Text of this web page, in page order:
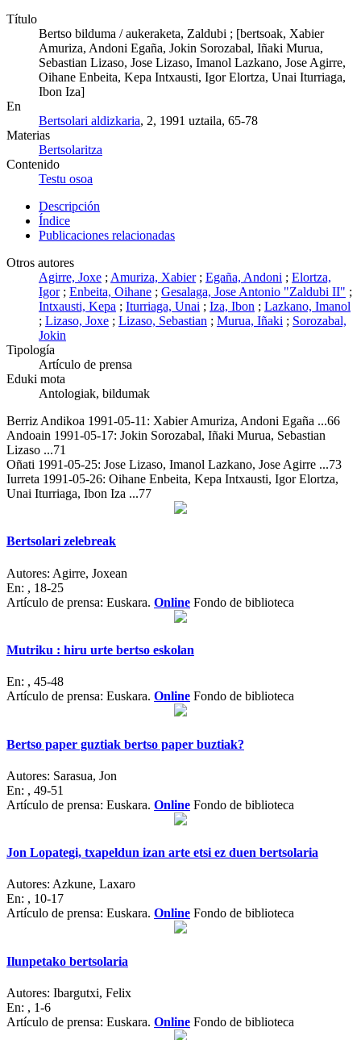
Título
Bertso bilduma / aukeraketa, Zaldubi ; [bertsoak, Xabier
Amuriza, Andoni Egaña, Jokin Sorozabal, Iñaki Murua,
Sebastian Lizaso, Jose Lizaso, Imanol Lazkano, Jose Agirre,
Oihane Enbeita, Kepa Intxausti, Igor Elortza, Unai Iturriaga,
Ibon Iza]
En
Bertsolari aldizkaria, 2, 1991 uztaila, 65-78
Materias
Bertsolaritza
Contenido
Testu osoa
Descripción
Índice
Publicaciones relacionadas
Otros autores
Agirre, Joxe ; Amuriza, Xabier; Egaña, Andoni ; Elortza,
Igor; Enbeita, Oihane ; Gesalaga, Jose Antonio "Zaldubi II" ;
Intxausti, Kepa ; Iturriaga, Unai ; Iza, Ibon ; Lazkano, Imanol
; Lizaso, Joxe ; Lizaso, Sebastian ; Murua, Iñaki ; Sorozabal,
Jokin
Tipología
Artículo de prensa
Eduki mota
Antologiak, bildumak
Berriz Andikoa 1991-05-11: Xabier Amuriza, Andoni Egaña ...66
Andoain 1991-05-17: Jokin Sorozabal, Iñaki Murua, Sebastian
Lizaso ...71
Oñati 1991-05-25: Jose Lizaso, Imanol Lazkano, Jose Agirre ...73
Iurreta 1991-05-26: Oihane Enbeita, Kepa Intxausti, Igor Elortza,
Unai Iturriaga, Ibon Iza ...77
Bertsolari zelebreak
Autores: Agirre, Joxean
En: , 18-25
Artículo de prensa: Euskara. Online Fondo de biblioteca
Mutriku : hiru urte bertso eskolan
En: , 45-48
Artículo de prensa: Euskara. Online Fondo de biblioteca
Bertso paper guztiak bertso paper buztiak?
Autores: Sarasua, Jon
En: , 49-51
Artículo de prensa: Euskara. Online Fondo de biblioteca
Jon Lopategi, txapeldun izan arte etsi ez duen bertsolaria
Autores: Azkune, Laxaro
En: , 10-17
Artículo de prensa: Euskara. Online Fondo de biblioteca
Ilunpetako bertsolaria
Autores: Ibargutxi, Felix
En: , 1-6
Artículo de prensa: Euskara. Online Fondo de biblioteca